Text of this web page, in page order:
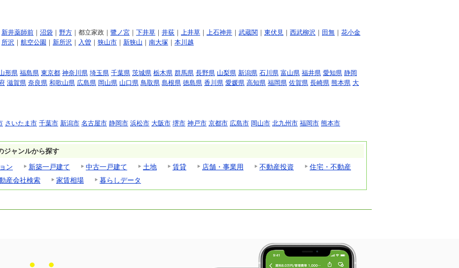
新井薬師前 ｜ 沼袋 ｜ 野方 ｜都立家政｜ 鷺ノ宮 ｜ 下井草 ｜ 井荻 ｜ 上井草 ｜ 上石神井 ｜ 武蔵関 ｜ 東伏見 ｜ 西武柳沢 ｜ 田無 ｜ 花小金
所沢 ｜ 航空公園 ｜ 新所沢 ｜ 入曽 ｜ 狭山市 ｜ 新狭山 ｜ 南大塚 ｜ 本川越
形県 福島県 東京都 神奈川県 埼玉県 千葉県 茨城県 栃木県 群馬県 長野県 山梨県 新潟県 石川県 富山県 福井県 愛知県 静岡
滋賀県 奈良県 和歌山県 広島県 岡山県 山口県 鳥取県 島根県 徳島県 香川県 愛媛県 高知県 福岡県 佐賀県 長崎県 熊本県 大
さいたま市 千葉市 新潟市 名古屋市 静岡市 浜松市 大阪市 堺市 神戸市 京都市 広島市 岡山市 北九州市 福岡市 熊本市
ジャンルから探す
ン 新築一戸建て 中古一戸建て 土地 賃貸 店舗・事業用 不動産投資
住宅・不動産
産会社検索 家賃相場 暮らしデータ